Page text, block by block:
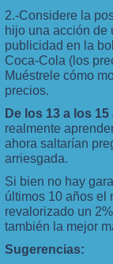
2.-Considere la
hijo una acción de
publicidad en la
Coca-Cola (los
Muéstrele cómo
precios.
De los 13 a los 15
realmente
ahora saltarían
arriesgada.
Si bien no hay
últimos 10 años el
revalorizado un
también la mejor
Sugerencias: